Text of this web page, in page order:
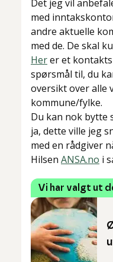
Det jeg vil
med
andre aktuelle
med de. De skal
Herer et
spørsmål til, du
oversikt over alle
kommune/fylke.
Du kan nok bytte
ja, dette ville jeg
med en rådgiver
Hilsen ANSA.no i
Vi har valgt ut